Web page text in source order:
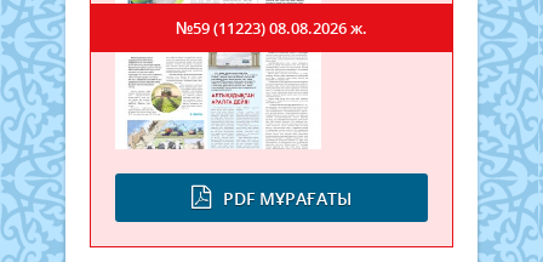
PDF МҰРАҒАТЫ
№59 (11223)08.08.2026 ж.